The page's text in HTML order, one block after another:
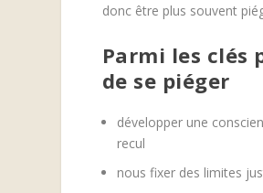
donc être plus souvent
Parmi les clés
de se piéger
développer une
recul
nous fixer des limites